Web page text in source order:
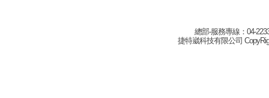
總部-服務專線：04-
捷特崴科技有限公司